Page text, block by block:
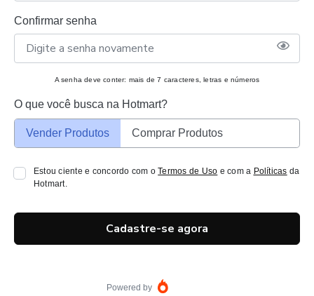
Confirmar senha
A senha deve conter: mais de 7 caracteres, letras e números
O que você busca na Hotmart?
Vender Produtos Comprar Produtos
Estou ciente e concordo com oTermos de Uso e com a Políticas da
Hotmart.
Cadastre-se agora
Powered by